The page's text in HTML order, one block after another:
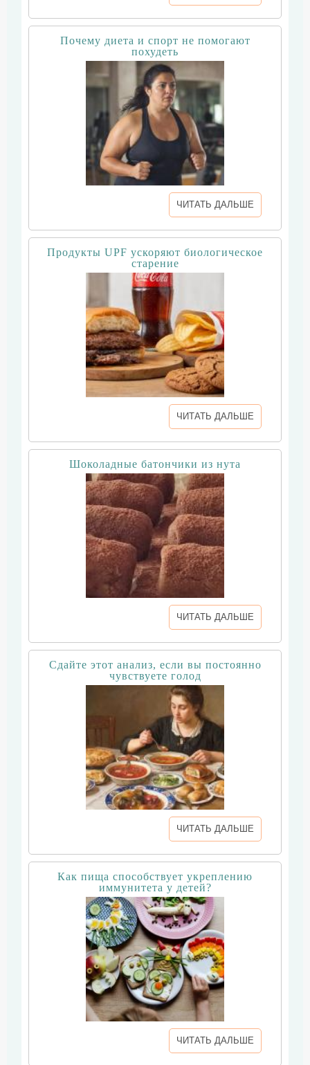
Почему диета и спорт не помогают
похудеть
ЧИТАТЬ ДАЛЬШЕ
Продукты UPF ускоряют биологическое
старение
ЧИТАТЬ ДАЛЬШЕ
Шоколадные батончики из нута
ЧИТАТЬ ДАЛЬШЕ
Сдайте этот анализ, если вы постоянно
чувствуете голод
ЧИТАТЬ ДАЛЬШЕ
Как пища способствует укреплению
иммунитета у детей?
ЧИТАТЬ ДАЛЬШЕ